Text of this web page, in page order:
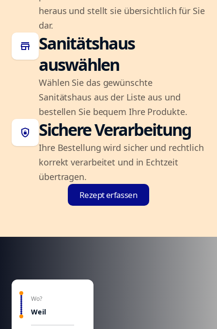
heraus und stellt sie übersichtlich für Sie
dar.
store
Sanitätshaus
auswählen
Wählen Sie das gewünschte
Sanitätshaus aus der Liste aus und
bestellen Sie bequem Ihre Produkte.
shield_lock Sichere Verarbeitung
Ihre Bestellung wird sicher und rechtlich
korrekt verarbeitet und in Echtzeit
übertragen.
Rezept erfassen
Wo?
Weil